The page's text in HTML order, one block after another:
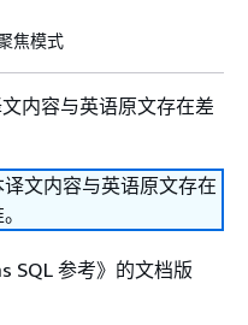
焦模式
内容与英语原文存在差
文内容与英语原文存在
SQL 参考》的文档版